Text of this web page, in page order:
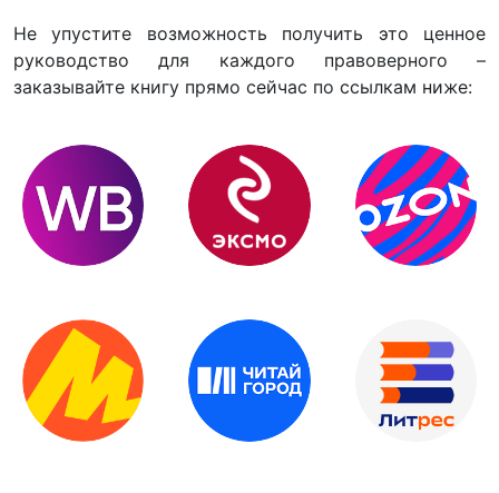
Не упустите возможность получить это ценное
руководство для каждого правоверного –
заказывайте книгу прямо сейчас по ссылкам ниже: